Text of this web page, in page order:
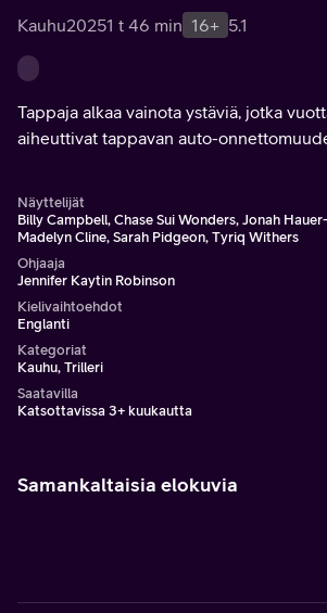
Kauhu20251 t 46 min 16+ 5.1
Tappaja alkaa vainota ystäviä, jotka
aiheuttivat tappavan auto-
Näyttelijät
Billy Campbell, Chase Sui Wonders, Jonah
Madelyn Cline, Sarah Pidgeon, Tyriq Withers
Ohjaaja
Jennifer Kaytin Robinson
Kielivaihtoehdot
Englanti
Kategoriat
Kauhu, Trilleri
Saatavilla
Katsottavissa 3+ kuukautta
Samankaltaisia elokuvia